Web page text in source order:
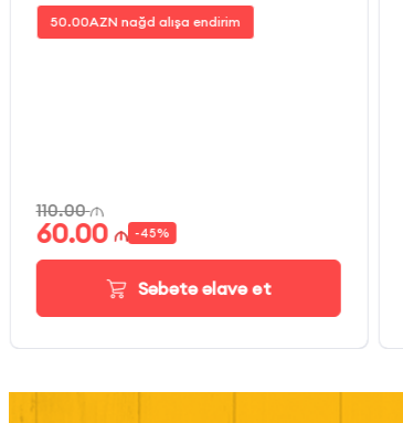
50.00AZN nağd alışa endirim
110.00
60.00 -45%
Səbətə əlavə et